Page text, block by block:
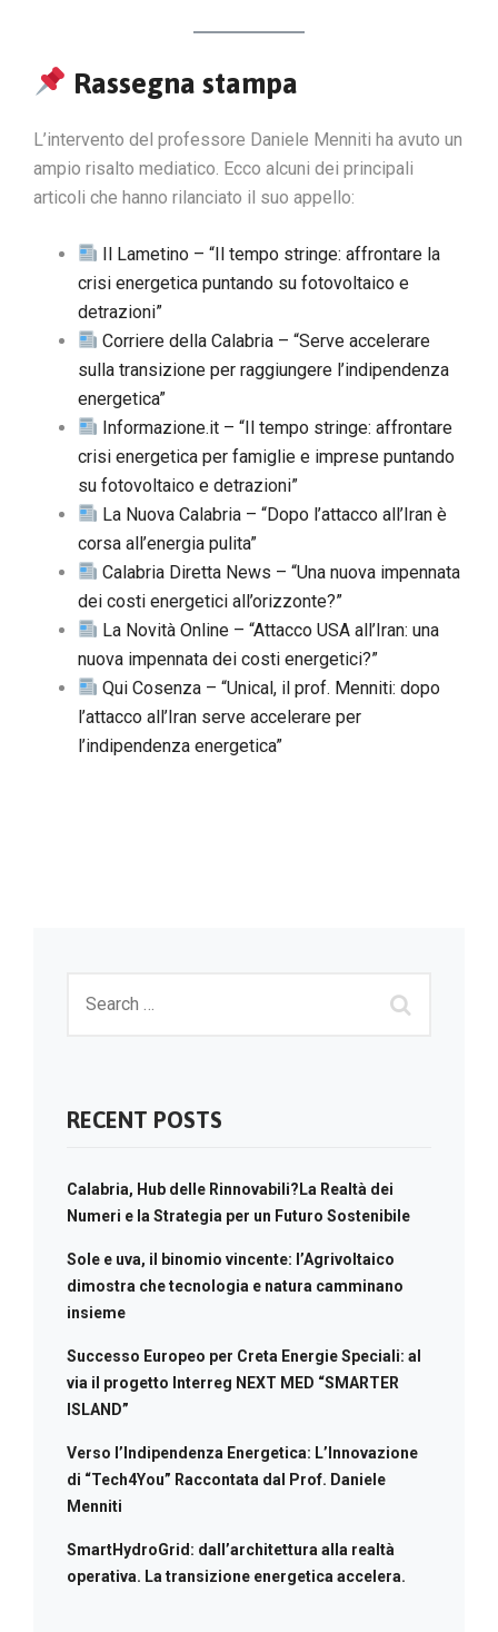
Rassegna stampa
L’intervento del professore Daniele Menniti ha avuto un
ampio risalto mediatico. Ecco alcuni dei principali
articoli che hanno rilanciato il suo appello:
Il Lametino – “Il tempo stringe: affrontare la
crisi energetica puntando su fotovoltaico e
detrazioni”
Corriere della Calabria – “Serve accelerare
sulla transizione per raggiungere l’indipendenza
energetica”
Informazione.it – “Il tempo stringe: affrontare
crisi energetica per famiglie e imprese puntando
su fotovoltaico e detrazioni”
La Nuova Calabria – “Dopo l’attacco all’Iran è
corsa all’energia pulita”
Calabria Diretta News – “Una nuova impennata
dei costi energetici all’orizzonte?”
La Novità Online – “Attacco USA all’Iran: una
nuova impennata dei costi energetici?”
Qui Cosenza – “Unical, il prof. Menniti: dopo
l’attacco all’Iran serve accelerare per
l’indipendenza energetica”
RECENT POSTS
Calabria, Hub delle Rinnovabili?La Realtà dei
Numeri e la Strategia per un Futuro Sostenibile
Sole e uva, il binomio vincente: l’Agrivoltaico
dimostra che tecnologia e natura camminano
insieme
Successo Europeo per Creta Energie Speciali: al
via il progetto Interreg NEXT MED “SMARTER
ISLAND”
Verso l’Indipendenza Energetica: L’Innovazione
di “Tech4You” Raccontata dal Prof. Daniele
Menniti
SmartHydroGrid: dall’architettura alla realtà
operativa. La transizione energetica accelera.